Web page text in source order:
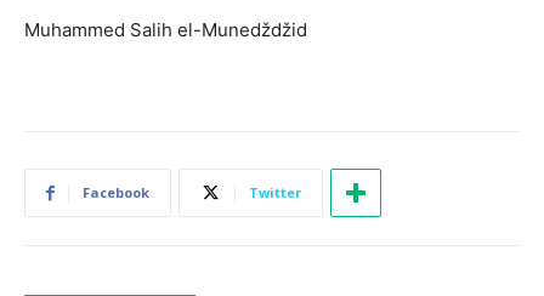
Muhammed Salih el-Munedždžid
Facebook Twitter